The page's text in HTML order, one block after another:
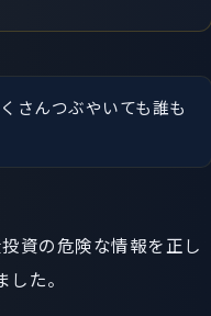
さんつぶやいても誰も
資の危険な情報を正し
た。